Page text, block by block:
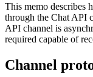
This memo describes
through the Chat API
API channel is
required capable of
Channel